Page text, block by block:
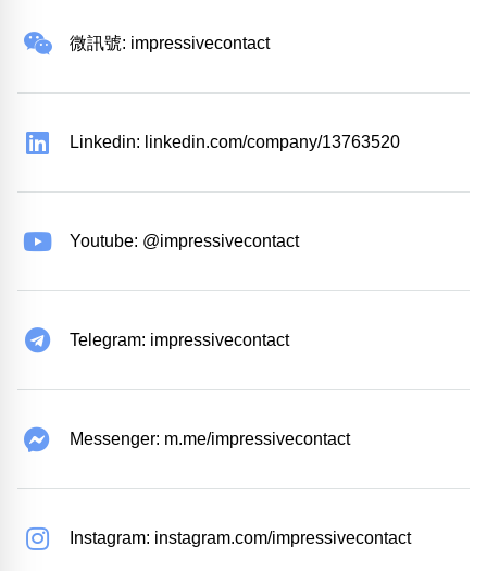
微訊號: impressivecontact
Linkedin: linkedin.com/company/13763520
Youtube: @impressivecontact
Telegram: impressivecontact
Messenger: m.me/impressivecontact
Instagram: instagram.com/impressivecontact